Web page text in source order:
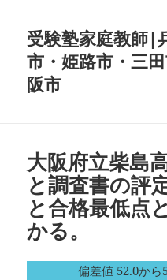
受験塾家庭教師|
市・姫路市・三
阪市
大阪府立柴島
と調査書の評
と合格最低点
かる。
偏差値 52.0から